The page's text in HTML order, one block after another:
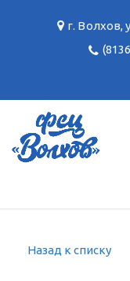
г. Волхов,
Назад к списку